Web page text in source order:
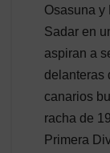
Osasuna y
Sadar en
aspiran a
delanteras
canarios
racha de
Primera